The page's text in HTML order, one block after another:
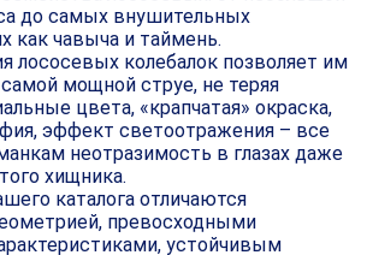
до самых внушительных
как чавыча и таймень.
лососевых колебалок позволяет им
мощной струе, не теряя
цвета, «крапчатая» окраска,
эффект светоотражения – все
неотразимость в глазах даже
хищника.
каталога отличаются
превосходными
устойчивым